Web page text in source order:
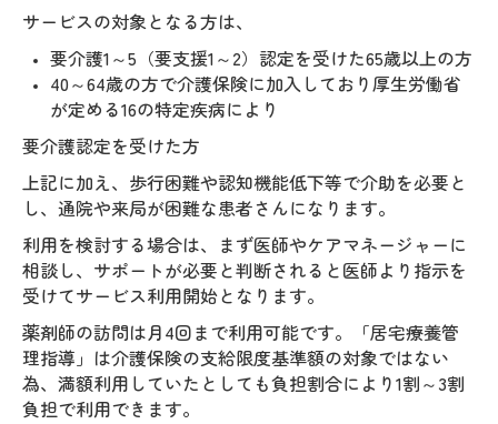
サービスの対象となる方は、
要介護1～5（要支援1～2）認定を受けた65歳以上の方
40～64歳の方で介護保険に加入しており厚生労働省
が定める16の特定疾病により
要介護認定を受けた方
上記に加え、歩行困難や認知機能低下等で介助を必要と
し、通院や来局が困難な患者さんになります。
利用を検討する場合は、まず医師やケアマネージャーに
相談し、サポートが必要と判断されると医師より指示を
受けてサービス利用開始となります。
薬剤師の訪問は月4回まで利用可能です。「居宅療養管
理指導」は介護保険の支給限度基準額の対象ではない
為、満額利用していたとしても負担割合により1割～3割
負担で利用できます。